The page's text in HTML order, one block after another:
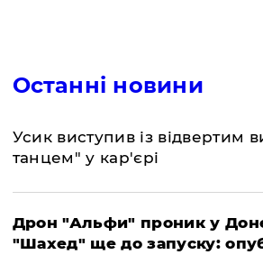
Останні новини
​Усик виступив із відвертим
танцем" у кар'єрі
​Дрон "Альфи" проник у
"Шахед" ще до запуску: